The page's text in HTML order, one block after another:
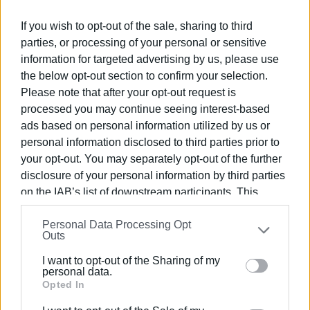
If you wish to opt-out of the sale, sharing to third
parties, or processing of your personal or sensitive
information for targeted advertising by us, please use
the below opt-out section to confirm your selection.
Please note that after your opt-out request is
processed you may continue seeing interest-based
ads based on personal information utilized by us or
personal information disclosed to third parties prior to
your opt-out. You may separately opt-out of the further
disclosure of your personal information by third parties
on the IAB’s list of downstream participants. This
information may also be disclosed by us to third parties
on theIAB’s List of Downstream Participants
that may
further disclose it to other third parties.
Please note that this website/app uses one or more
Google services and may gather and store information
Personal Data Processing Opt
Outs
I want to opt-out of the Sharing of my
personal data.
Opted In
οποίας δεν επλήγη, ούτε τις πλέον δύσκολες ημέρες
διακυβέρνησης από τον ΣΥ.ΡΙΖ.Α.- και όπως,
καταμαρτυρεί η απερίσκεπτη μετριοπάθεια και η
εφαρμοζόμενη ατολμία και διπλωματική ακινησία.
Ελπίζουμε και ευχόμαστε στον εκλογικό του
απολογισμό να μην θρηνούμε και την απώλεια
ελληνικού εδάφους. Θα ήταν τραγικό!
Το Υπουργείο των Εξωτερικών οφείλει να ενημερώσει
τα πολιτικά κόμματα και τον ελληνικό λαό για την
ακριβή κατάσταση στον Έβρο, να σταματήσει να
κυβερνά με τους εθνικά επιζήμιους όρους της
επικοινωνιακής προπαγάνδας και να καταστήσει
σαφές, χωρίς περιστροφές το κλίμα ασφάλειας και
προστασίας των ελληνικών εδαφών απέναντι σε
οποιαδήποτε ορθόδοξη ή ανορθόδοξη απειλή».